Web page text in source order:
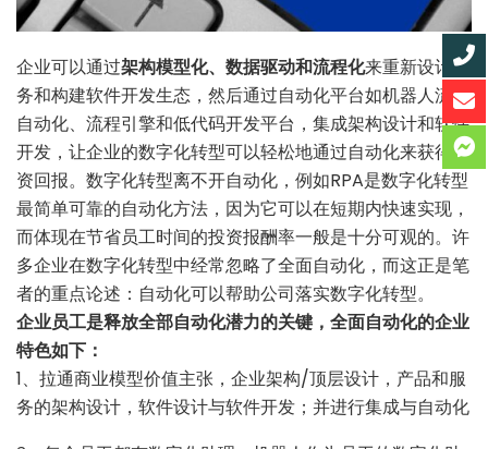
企业可以通过架构模型化、数据驱动和流程化来重新设计业
务和构建软件开发生态，然后通过自动化平台如机器人流程
自动化、流程引擎和低代码开发平台，集成架构设计和软件
开发，让企业的数字化转型可以轻松地通过自动化来获得投
资回报。数字化转型离不开自动化，例如RPA是数字化转型
最简单可靠的自动化方法，因为它可以在短期内快速实现，
而体现在节省员工时间的投资报酬率一般是十分可观的。许
多企业在数字化转型中经常忽略了全面自动化，而这正是笔
者的重点论述：自动化可以帮助公司落实数字化转型。
企业员工是释放全部自动化潜力的关键，全面自动化的企业
特色如下：
1、拉通商业模型价值主张，企业架构/顶层设计，产品和服
务的架构设计，软件设计与软件开发；并进行集成与自动化